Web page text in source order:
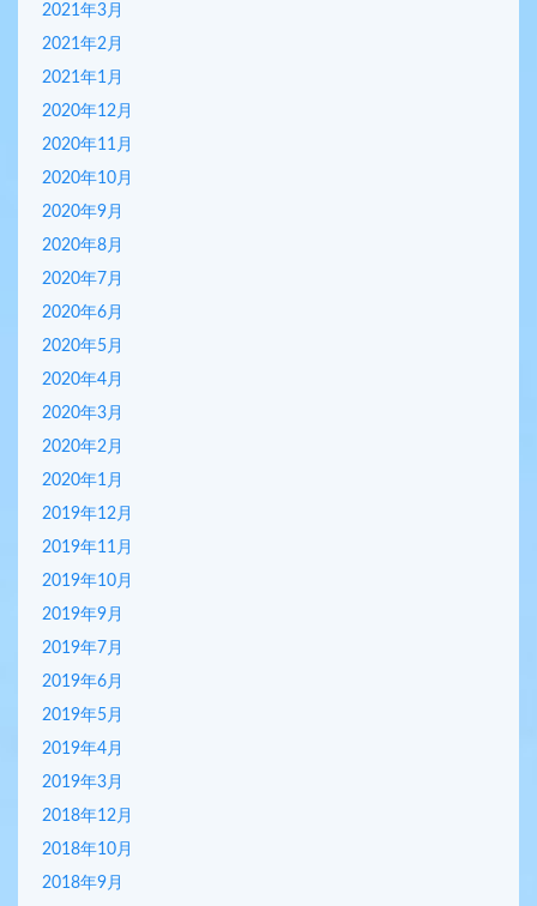
2021年3月
2021年2月
2021年1月
2020年12月
2020年11月
2020年10月
2020年9月
2020年8月
2020年7月
2020年6月
2020年5月
2020年4月
2020年3月
2020年2月
2020年1月
2019年12月
2019年11月
2019年10月
2019年9月
2019年7月
2019年6月
2019年5月
2019年4月
2019年3月
2018年12月
2018年10月
2018年9月